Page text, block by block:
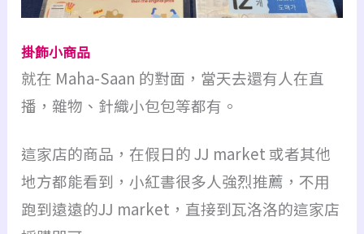
掛飾小商品
就在 Maha-Saan 的對面，當天去還有人在直
播，雜物、針織小包包等都有。
這家店的商品，在假日的 JJ market 或者其他
地方都能看到，小紅書很多人強烈推薦，不用
跑到遠遠的JJ market，直接到瓦洛洛的這家店